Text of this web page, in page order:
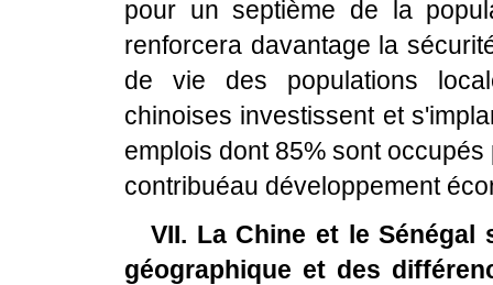
pour un septième de la
renforcera davantage la
de vie des populations
chinoises investissent et
emplois dont 85% sont
contribuéau développement
VII. La Chine et le
géographique et des